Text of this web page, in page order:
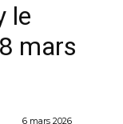
le
mars
6 mars 2026